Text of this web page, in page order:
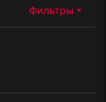
Фильтры